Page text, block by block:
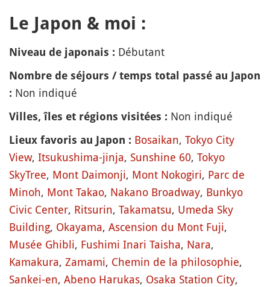
Le Japon & moi :
Niveau de japonais : Débutant
Nombre de séjours / temps total passé au Japon
: Non indiqué
Villes, îles et régions visitées : Non indiqué
Lieux favoris au Japon : Bosaikan, Tokyo City
View, Itsukushima-jinja, Sunshine 60, Tokyo
SkyTree, Mont Daimonji, Mont Nokogiri, Parc de
Minoh, Mont Takao, Nakano Broadway, Bunkyo
Civic Center, Ritsurin, Takamatsu, Umeda Sky
Building, Okayama, Ascension du Mont Fuji,
Musée Ghibli, Fushimi Inari Taisha, Nara,
Kamakura, Zamami, Chemin de la philosophie,
Sankei-en, Abeno Harukas, Osaka Station City,